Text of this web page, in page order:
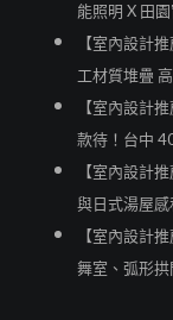
能照明 X 田
【室內設計
工材質堆疊
【室內設計
款待！台中
【室內設計
與日式湯屋
【室內設計
舞室、弧形